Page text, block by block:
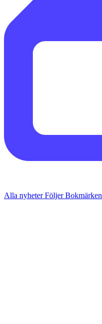
Alla nyheterFöljerBokmärken